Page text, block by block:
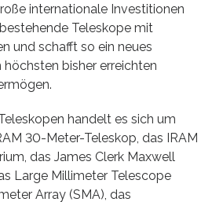
internationale Investitionen
Teleskope mit
und schafft so ein neues
bisher erreichten
handelt es sich um
30-Meter-Teleskop, das IRAM
das James Clerk Maxwell
Large Millimeter Telescope
Array (SMA), das